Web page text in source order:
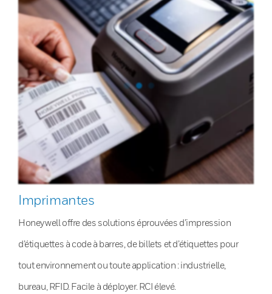
Imprimantes
Honeywell offre des solutions éprouvées d’impression
d’étiquettes à code à barres, de billets et d’étiquettes pour
tout environnement ou toute application : industrielle,
bureau, RFID. Facile à déployer. RCI élevé.